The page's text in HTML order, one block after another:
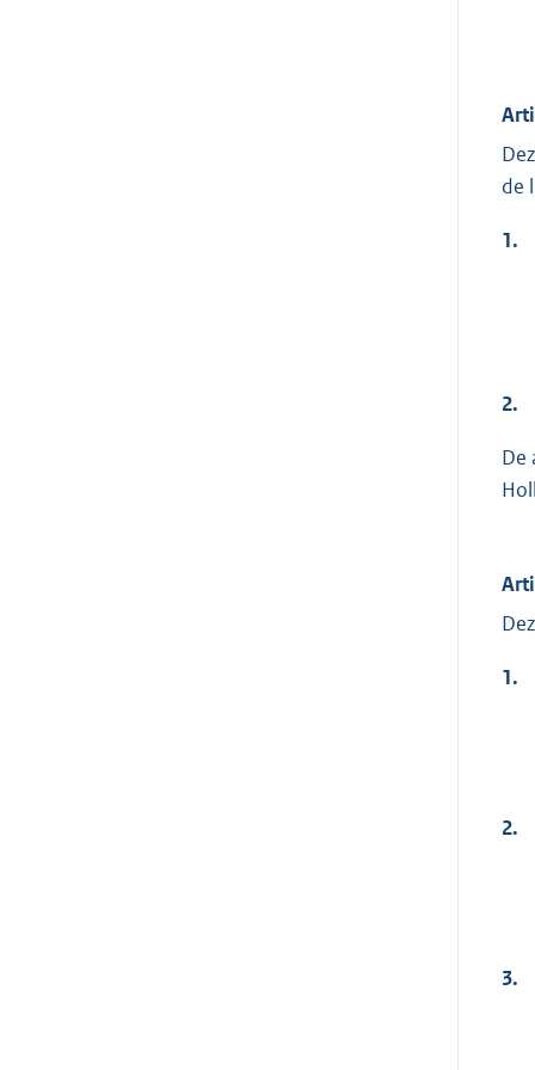
de
1.
2.
De
1.
2.
3.